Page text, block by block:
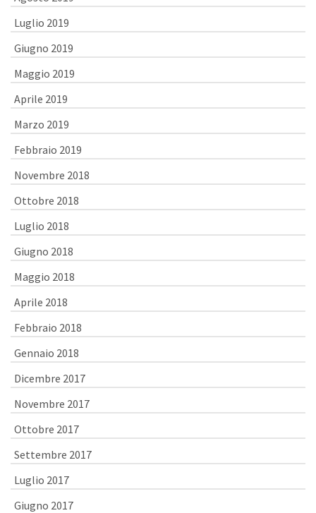
Luglio 2019
Giugno 2019
Maggio 2019
Aprile 2019
Marzo 2019
Febbraio 2019
Novembre 2018
Ottobre 2018
Luglio 2018
Giugno 2018
Maggio 2018
Aprile 2018
Febbraio 2018
Gennaio 2018
Dicembre 2017
Novembre 2017
Ottobre 2017
Settembre 2017
Luglio 2017
Giugno 2017